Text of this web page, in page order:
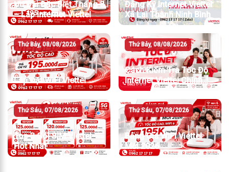
Ưu Đãi Đặc Biệt Tháng 8
– Lắp Internet Viettel
Đăng Ký Internet Viettel
Xã Lai Thành Ninh Bình
Thứ Bảy, 08/08/2026
Lắp Đặt WiFi Viettel
Thứ Bảy, 08/08/2026
Cách Kiểm Tra Tốc Độ
Internet Viettel Chính
Xác Nhất
Thứ Sáu, 07/08/2026
Top 3 Gói SIM Viettel
Hot Nhất
Thứ Sáu, 07/08/2026
Bảng Giá WiFi Viettel
Mới 2026